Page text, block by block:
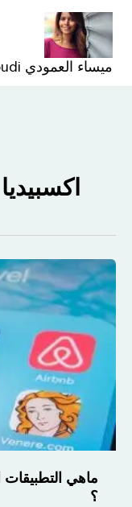
تخطي
المحتوى
ميساء العمودي Maysaa Alamoudi
اكسبيديا
ماهي التطبيقات
؟